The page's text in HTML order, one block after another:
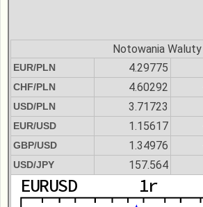
Notowania Waluty
EUR/PLN 4.29775
CHF/PLN 4.60292
USD/PLN 3.71723
EUR/USD 1.15617
GBP/USD 1.34976
USD/JPY 157.564